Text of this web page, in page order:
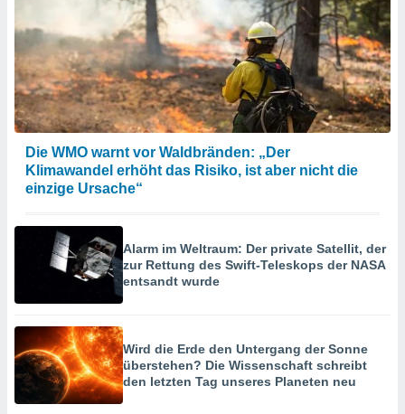
Die WMO warnt vor Waldbränden: „Der
Klimawandel erhöht das Risiko, ist aber nicht die
einzige Ursache“
Alarm im Weltraum: Der private Satellit, der
zur Rettung des Swift-Teleskops der NASA
entsandt wurde
Wird die Erde den Untergang der Sonne
überstehen? Die Wissenschaft schreibt
den letzten Tag unseres Planeten neu